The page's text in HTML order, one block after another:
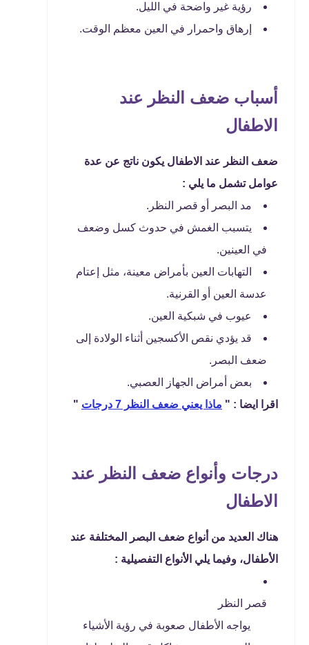
رؤية غير واضحة في الليل.
إرهاق واحمرار في العين معظم الوقت.
أسباب ضعف النظر عند
الاطفال
ضعف النظر عند الاطفال يكون ناتج عن عدة
عوامل تشمل ما يلي :
مد البصر أو قصر النظر.
يتسبب الغمش في حدوث كسل وضعف
في العينين.
التهابات العين بأمراض معينة، مثل إعتام
عدسة العين أو القرنية.
عيوب في شبكية العين.
قد يؤدي نقص الأكسجين أثناء الولادة إلى
ضعف البصر.
بعض أمراض الجهاز العصبي.
اقرا ايضا : " ماذا يعني ضعف النظر 7 درجات "
درجات وأنواع ضعف النظر عند
الاطفال
هناك العديد من أنواع ضعف البصر المختلفة عند
الأطفال، وفيما يلي الأنواع التفصيلية :
قصر النظر
يواجه الأطفال صعوبة في رؤية الأشياء